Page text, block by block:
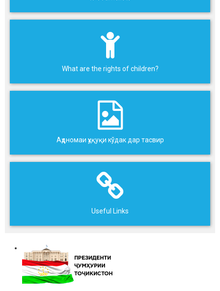
What are the rights of children?
Аҳдномаи ҳуқуқи кўдак дар тасвир
Useful Links